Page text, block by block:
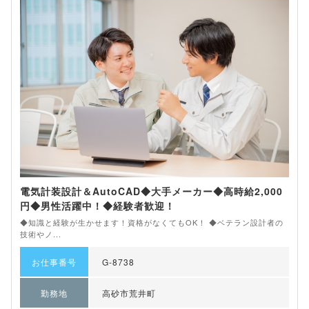
電気計装設計＆AutoCAD◆大手メーカー◆高時給2,000
円◆男性活躍中！◆経験者歓迎！
◆知識と経験が生かせます！資格がなくてもOK！ ◆ベテラン設計者の
技術やノ...
お仕事番号 G-8738
勤務地 高砂市荒井町